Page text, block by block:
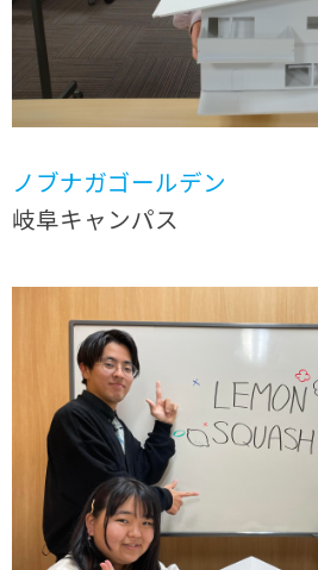
ノブナガゴールデン
岐阜キャンパス